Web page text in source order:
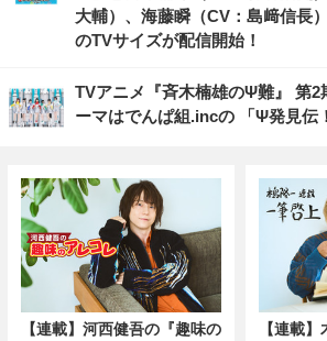
大輔）、海藤瞬（CV：島﨑信長
のTVサイズが配信開始！
TVアニメ『斉木楠雄のΨ難』 第2
ーマはでんぱ組.incの 「Ψ発見伝
【連載】河西健吾の『趣味の
【連載